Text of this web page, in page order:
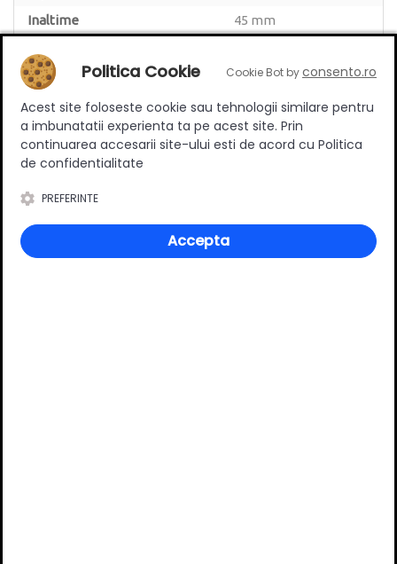
Inaltime
45 mm
Varianta extragere
Totala
Greutate maxima sustinuta
(kg)
30 kg
Material
Metal/cauciuc
Suruburi incluse
Politica Cookie Cookie Bot byconsento.ro
Acest site foloseste cookie sau tehnologii similare pentru
a imbunatatii experienta ta pe acest site. Prin
continuarea accesarii site-ului esti de acord cu Politica
de confidentialitate
PREFERINTE
Accepta